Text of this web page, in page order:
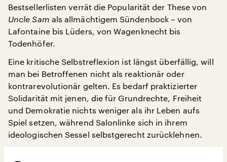
Bestsellerlisten verrät die Popularität der These von
Uncle Sam als allmächtigem Sündenbock – von
Lafontaine bis Lüders, von Wagenknecht bis
Todenhöfer.
Eine kritische Selbstreflexion ist längst überfällig, will
man bei Betroffenen nicht als reaktionär oder
kontrarevolutionär gelten. Es bedarf praktizierter
Solidarität mit jenen, die für Grundrechte, Freiheit
und Demokratie nichts weniger als ihr Leben aufs
Spiel setzen, während Salonlinke sich in ihrem
ideologischen Sessel selbstgerecht zurücklehnen.